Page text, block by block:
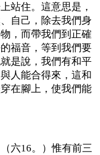
站住。這意思是，
自己，除去我們身
，而帶我們到正確
福音，等到我們要
是說，我們有和平
人能合得來，這和
在腳上，使我們能
六16。）惟有前三